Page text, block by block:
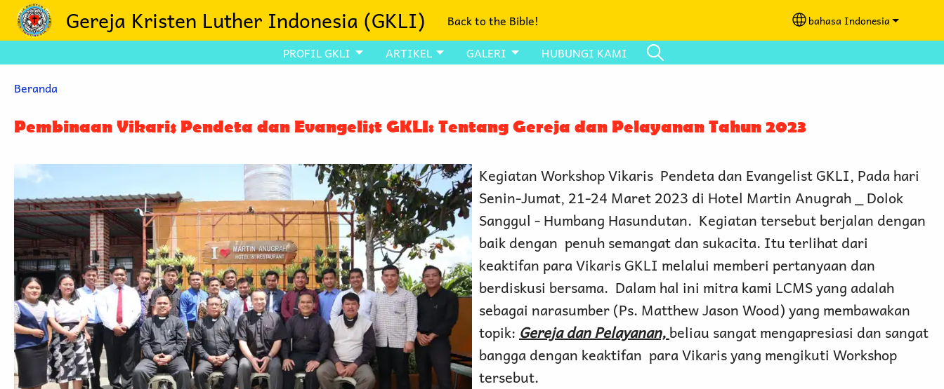
Lompat ke isi utamaGereja Kristen Luther Indonesia (GKLI) Back to the Bible! Select your language
bahasa Indonesia
PROFIL GKLI ARTIKEL GALERI
HUBUNGI KAMI
Breadcrumb
Beranda
Pembinaan Vikaris Pendeta dan Evangelist GKLI: Tentang Gereja dan Pelayanan Tahun 2023
Kegiatan Workshop Vikaris Pendeta dan Evangelist GKLI, Pada hari
Senin-Jumat, 21-24 Maret 2023 di Hotel Martin Anugrah _ Dolok
Sanggul - Humbang Hasundutan. Kegiatan tersebut berjalan dengan
baik dengan penuh semangat dan sukacita. Itu terlihat dari
keaktifan para Vikaris GKLI melalui memberi pertanyaan dan
berdiskusi bersama. Dalam hal ini mitra kami LCMS yang adalah
sebagai narasumber (Ps. Matthew Jason Wood) yang membawakan
topik: Gereja dan Pelayanan,beliau sangat mengapresiasi dan sangat
bangga dengan keaktifan para Vikaris yang mengikuti Workshop
tersebut.